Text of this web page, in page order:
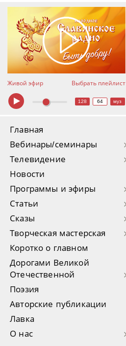
Живой эфир Выбрать плейлист
128 64 муз
Главная
Вебинары/семинары
Телевидение
Новости
Программы и эфиры
Статьи
Сказы
Творческая мастерская
Коротко о главном
Дорогами Великой
Отечественной
Поэзия
Авторские публикации
Лавка
О нас